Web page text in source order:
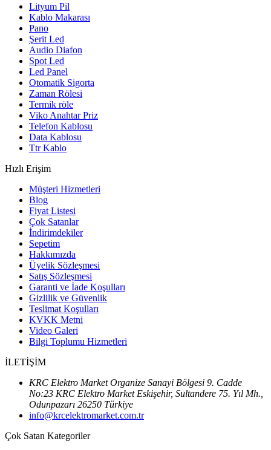
Lityum Pil
Kablo Makarası
Pano
Şerit Led
Audio Diafon
Spot Led
Led Panel
Otomatik Sigorta
Zaman Rölesi
Termik röle
Viko Anahtar Priz
Telefon Kablosu
Data Kablosu
Ttr Kablo
Hızlı Erişim
Müşteri Hizmetleri
Blog
Fiyat Listesi
Çok Satanlar
İndirimdekiler
Sepetim
Hakkımızda
Üyelik Sözleşmesi
Satış Sözleşmesi
Garanti ve İade Koşulları
Gizlilik ve Güvenlik
Teslimat Koşulları
KVKK Metni
Video Galeri
Bilgi Toplumu Hizmetleri
İLETİŞİM
KRC Elektro Market Organize Sanayi Bölgesi 9. Cadde
No:23 KRC Elektro Market Eskişehir, Sultandere 75. Yıl Mh.,
Odunpazarı 26250 Türkiye
info@krcelektromarket.com.tr
Çok Satan Kategoriler